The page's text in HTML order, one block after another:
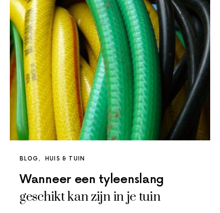
BLOG HUIS & TUIN
Wanneer een tyleenslang
geschikt kan zijn in je tuin